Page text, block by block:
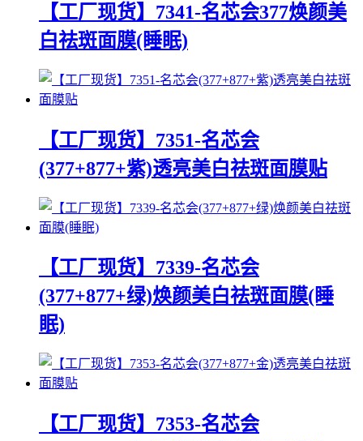
【工厂现货】7341-名芯会377焕颜美
白祛斑面膜(睡眠)
【工厂现货】7351-名芯会
(377+877+紫)透亮美白祛斑面膜贴
【工厂现货】7339-名芯会
(377+877+绿)焕颜美白祛斑面膜(睡
眠)
【工厂现货】7353-名芯会